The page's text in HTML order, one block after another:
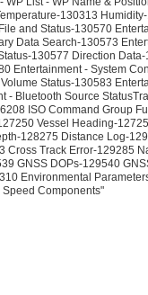
130313
and Status-130570
Data Search-130573
130577 Direction
Entertainment - System
Status-130583
Bluetooth Source
ISO Command Group
Vessel Heading-
128275 Distance Log-
Cross Track Error-129285
GNSS DOPs-129540
Environmental
Components"